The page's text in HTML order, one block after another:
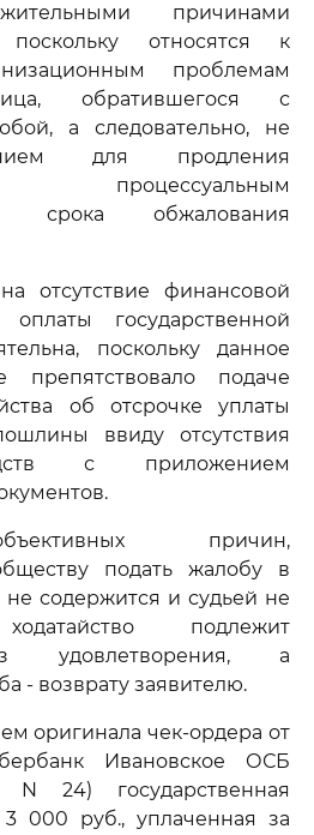
причинами
относятся к
проблемам
обратившегося с
а следовательно, не
для продления
процессуальным
срока обжалования
отсутствие финансовой
государственной
поскольку данное
препятствовало подаче
об отсрочке уплаты
ввиду отсутствия
с приложением
причин,
подать жалобу в
не содержится и судьей не
подлежит
удовлетворения, а
- возврату заявителю.
оригинала чек-ордера от
Ивановское ОСБ
N 24) государственная
000 руб., уплаченная за